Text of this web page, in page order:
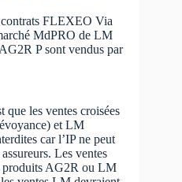
FLEXEO Via
MdPRO de LM
P sont vendus par
les ventes croisées
et LM
car l’IP ne peut
Les ventes
AG2R ou LM